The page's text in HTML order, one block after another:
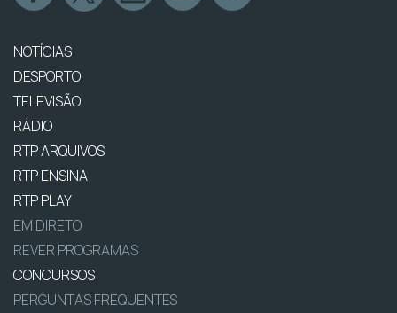
NOTÍCIAS
DESPORTO
TELEVISÃO
RÁDIO
RTP ARQUIVOS
RTP ENSINA
RTP PLAY
EM DIRETO
REVER PROGRAMAS
CONCURSOS
PERGUNTAS FREQUENTES